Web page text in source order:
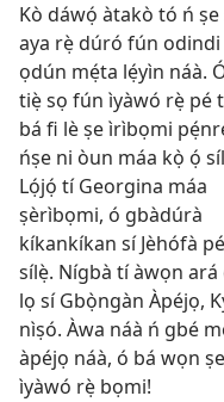
Kò dáwọ́ àtakò tó ń ṣe
aya rẹ̀ dúró fún odindi
ọdún mẹ́ta lẹ́yìn náà.
tiẹ̀ sọ fún ìyàwó rẹ̀ pé
bá fi lè ṣe ìrìbọmi
ńṣe ni òun máa kọ̀ ọ́
Lọ́jọ́ tí Georgina máa
ṣèrìbọmi, ó gbàdúrà
kíkankíkan sí Jèhófà
sílẹ̀. Nígbà tí àwọn
lọ sí Gbọ̀ngàn Àpéjọ,
nìṣó. Àwa náà ń gbé
àpéjọ náà, ó bá wọn
ìyàwó rẹ̀ bọmi!